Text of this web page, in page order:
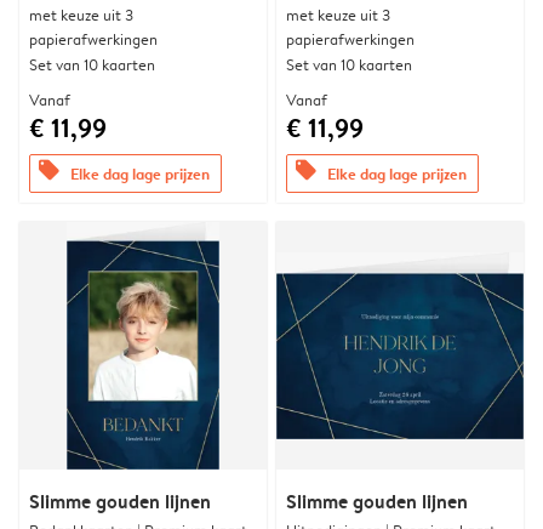
met keuze uit 3
papierafwerkingen
Set van 10 kaarten
Vanaf
€ 11,99
offers Elke dag lage prijzen
met keuze uit 3
papierafwerkingen
Set van 10 kaarten
Vanaf
€ 11,99
offers Elke dag lage prijzen
Slimme gouden lijnen Slimme gouden lijnen